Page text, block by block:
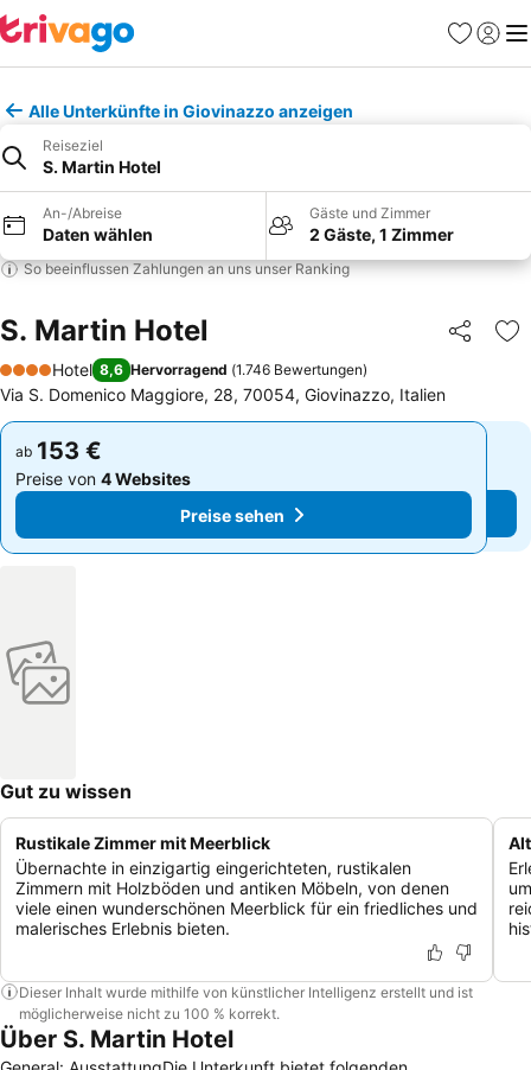
Favoriten
Alle Unterkünfte in Giovinazzo anzeigen
Reiseziel
S. Martin Hotel
An-/Abreise
Daten wählen
Gäste und Zimmer
2 Gäste, 1 Zimmer
So beeinflussen Zahlungen an uns unser Ranking
S. Martin Hotel Teilen
4 Sterne
Hotel 8,6 Hervorragend (1.746 Bewertungen)
Via S. Domenico Maggiore, 28, 70054, Giovinazzo, Italien
ab 153 €
Preise von 4 Websites
Preise sehen
ab 153 €
Preise von 4 Websites
Preise sehen
Gut zu wissen
Rustikale Zimmer mit Meerblick
Übernachte in einzigartig eingerichteten, rustikalen
Zimmern mit Holzböden und antiken Möbeln, von denen
viele einen wunderschönen Meerblick für ein friedliches und
malerisches Erlebnis bieten.
Dieser Inhalt wurde mithilfe von künstlicher Intelligenz erstellt und ist
möglicherweise nicht zu 100 % korrekt.
Über S. Martin Hotel